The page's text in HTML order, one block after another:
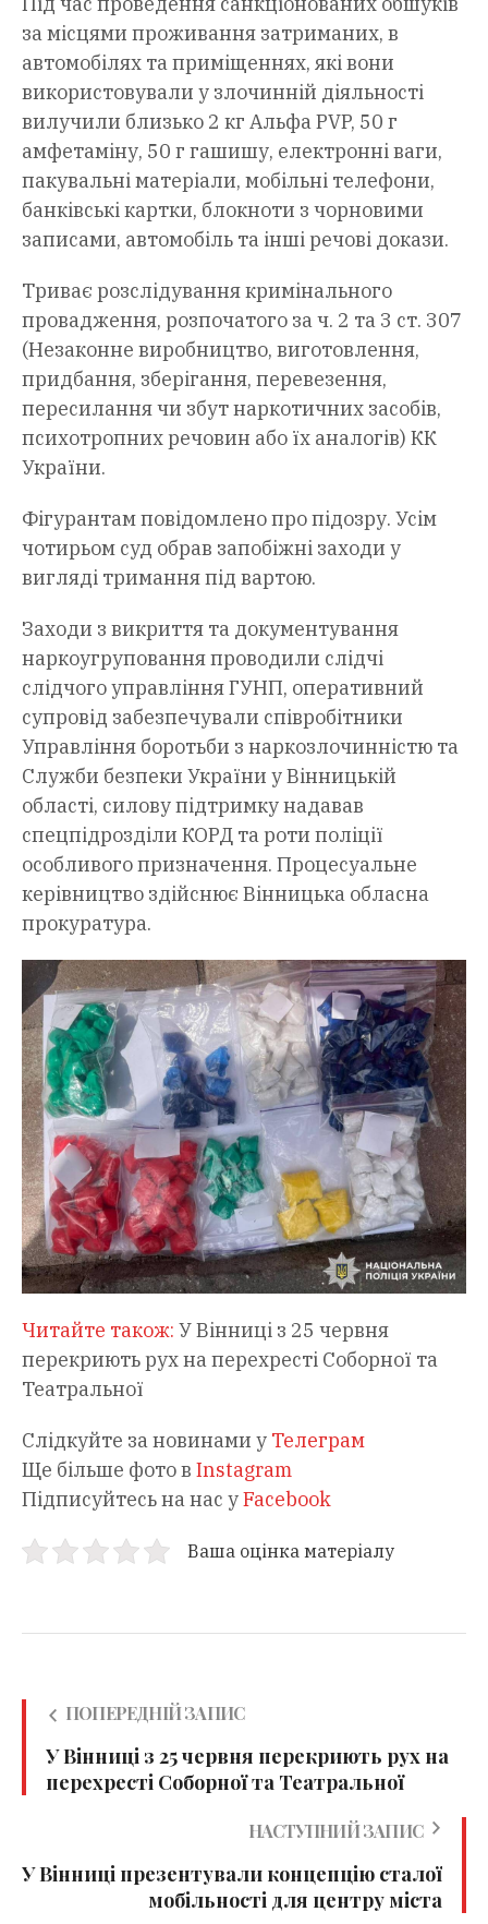
за місцями проживання затриманих, в
автомобілях та приміщеннях, які вони
використовували у злочинній діяльності
вилучили близько 2 кг Альфа PVP, 50 г
амфетаміну, 50 г гашишу, електронні ваги,
пакувальні матеріали, мобільні телефони,
банківські картки, блокноти з чорновими
записами, автомобіль та інші речові докази.
Триває розслідування кримінального
провадження, розпочатого за ч. 2 та 3 ст. 307
(Незаконне виробництво, виготовлення,
придбання, зберігання, перевезення,
пересилання чи збут наркотичних засобів,
психотропних речовин або їх аналогів) КК
України.
Фігурантам повідомлено про підозру. Усім
чотирьом суд обрав запобіжні заходи у
вигляді тримання під вартою.
Заходи з викриття та документування
наркоугруповання проводили слідчі
слідчого управління ГУНП, оперативний
супровід забезпечували співробітники
Управління боротьби з наркозлочинністю та
Служби безпеки України у Вінницькій
області, силову підтримку надавав
спецпідрозділи КОРД та роти поліції
особливого призначення. Процесуальне
керівництво здійснює Вінницька обласна
прокуратура.
Читайте також: У Вінниці з 25 червня
перекриють рух на перехресті Соборної та
Театральної
Слідкуйте за новинами у Телеграм
Ще більше фото в Instagram
Підписуйтесь на нас уFacebook
Ваша оцінка матеріалу
ПОПЕРЕДНІЙ ЗАПИС
У Вінниці з 25 червня перекриють рух на
перехресті Соборної та Театральної
НАСТУПНИЙ ЗАПИС
У Вінниці презентували концепцію сталої
мобільності для центру міста